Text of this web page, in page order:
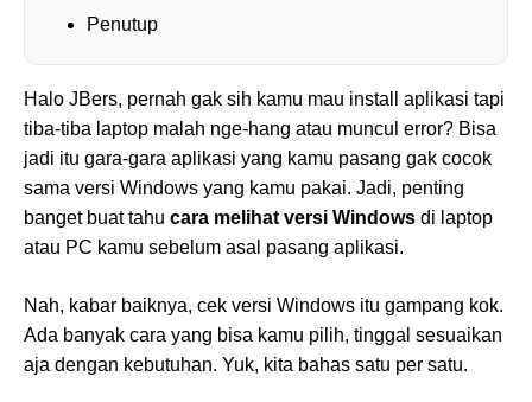
Penutup
Halo JBers, pernah gak sih kamu mau install aplikasi tapi
tiba-tiba laptop malah nge-hang atau muncul error? Bisa
jadi itu gara-gara aplikasi yang kamu pasang gak cocok
sama versi Windows yang kamu pakai. Jadi, penting
banget buat tahu cara melihat versi Windows di laptop
atau PC kamu sebelum asal pasang aplikasi.
Nah, kabar baiknya, cek versi Windows itu gampang kok.
Ada banyak cara yang bisa kamu pilih, tinggal sesuaikan
aja dengan kebutuhan. Yuk, kita bahas satu per satu.